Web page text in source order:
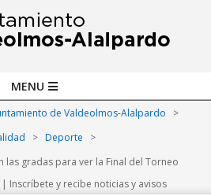
MENU
de Valdeolmos-Alalpardo
>
> Deporte
>
las gradas para ver la Final del Torneo
Inscríbete y recibe noticias y avisos